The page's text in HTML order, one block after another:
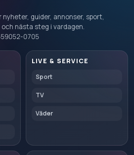
guider, annonser, sport,
nästa steg i vardagen.
0705
LIVE & SERVICE
Sport
TV
Väder